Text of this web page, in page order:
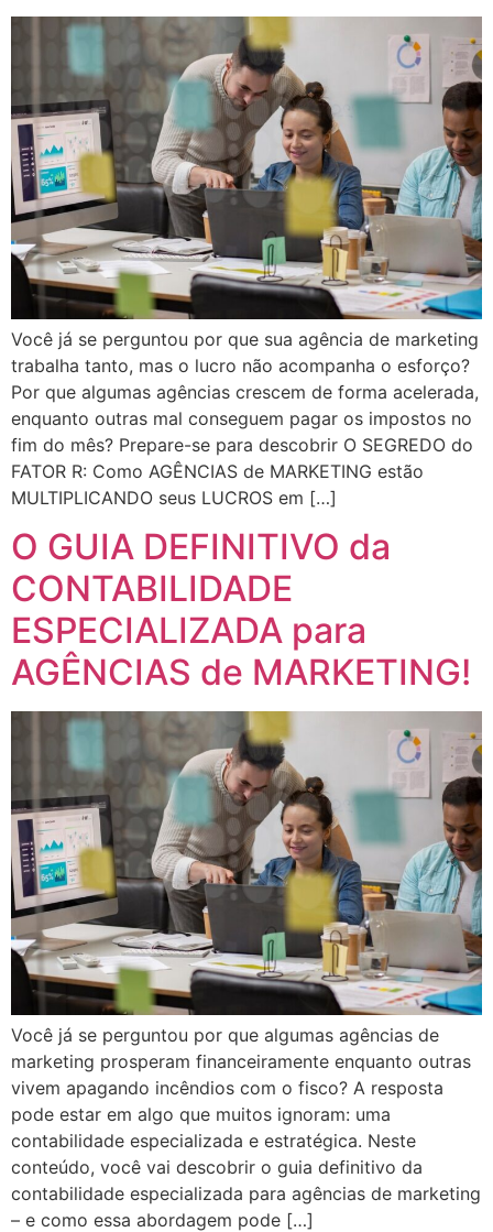
Você já se perguntou por que sua agência de marketing
trabalha tanto, mas o lucro não acompanha o esforço?
Por que algumas agências crescem de forma acelerada,
enquanto outras mal conseguem pagar os impostos no
fim do mês? Prepare-se para descobrir O SEGREDO do
FATOR R: Como AGÊNCIAS de MARKETING estão
MULTIPLICANDO seus LUCROS em […]
O GUIA DEFINITIVO da
CONTABILIDADE
ESPECIALIZADA para
AGÊNCIAS de MARKETING!
Você já se perguntou por que algumas agências de
marketing prosperam financeiramente enquanto outras
vivem apagando incêndios com o fisco? A resposta
pode estar em algo que muitos ignoram: uma
contabilidade especializada e estratégica. Neste
conteúdo, você vai descobrir o guia definitivo da
contabilidade especializada para agências de marketing
– e como essa abordagem pode […]